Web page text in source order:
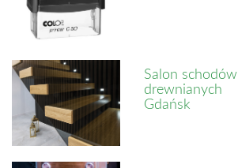
Salon schodów
drewnianych
Gdańsk